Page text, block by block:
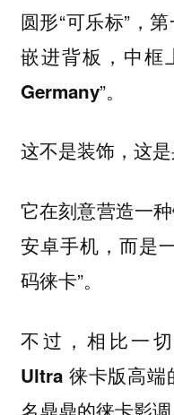
圆形“可乐标”，
嵌进背板，中框
Germany”。
这不是装饰，这是
它在刻意营造一
安卓手机，而是
码徕卡”。
不过，相比一
Ultra 徕卡版高端
名鼎鼎的徕卡影调